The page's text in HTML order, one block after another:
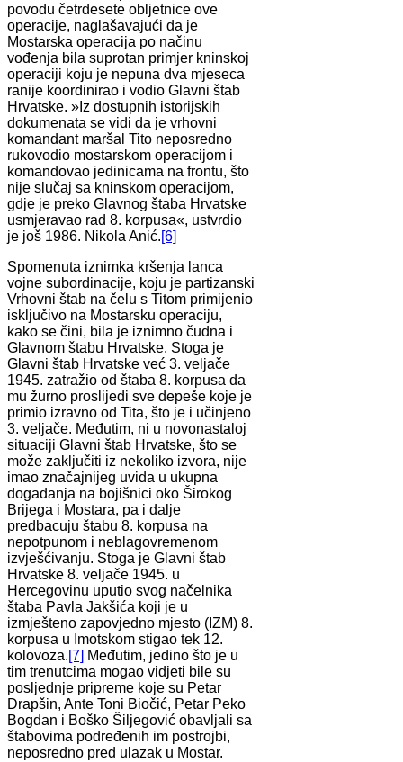
povodu četrdesete obljetnice ove
operacije, naglašavajući da je
Mostarska operacija po načinu
vođenja bila suprotan primjer kninskoj
operaciji koju je nepuna dva mjeseca
ranije koordinirao i vodio Glavni štab
Hrvatske. »Iz dostupnih istorijskih
dokumenata se vidi da je vrhovni
komandant maršal Tito neposredno
rukovodio mostarskom operacijom i
komandovao jedinicama na frontu, što
nije slučaj sa kninskom operacijom,
gdje je preko Glavnog štaba Hrvatske
usmjeravao rad 8. korpusa«, ustvrdio
je još 1986. Nikola Anić.[6]
Spomenuta iznimka kršenja lanca
vojne subordinacije, koju je partizanski
Vrhovni štab na čelu s Titom primijenio
isključivo na Mostarsku operaciju,
kako se čini, bila je iznimno čudna i
Glavnom štabu Hrvatske. Stoga je
Glavni štab Hrvatske već 3. veljače
1945. zatražio od štaba 8. korpusa da
mu žurno proslijedi sve depeše koje je
primio izravno od Tita, što je i učinjeno
3. veljače. Međutim, ni u novonastaloj
situaciji Glavni štab Hrvatske, što se
može zaključiti iz nekoliko izvora, nije
imao značajnijeg uvida u ukupna
događanja na bojišnici oko Širokog
Brijega i Mostara, pa i dalje
predbacuju štabu 8. korpusa na
nepotpunom i neblagovremenom
izvješćivanju. Stoga je Glavni štab
Hrvatske 8. veljače 1945. u
Hercegovinu uputio svog načelnika
štaba Pavla Jakšića koji je u
izmješteno zapovjedno mjesto (IZM) 8.
korpusa u Imotskom stigao tek 12.
kolovoza.[7] Međutim, jedino što je u
tim trenutcima mogao vidjeti bile su
posljednje pripreme koje su Petar
Drapšin, Ante Toni Biočić, Petar Peko
Bogdan i Boško Šiljegović obavljali sa
štabovima podređenih im postrojbi,
neposredno pred ulazak u Mostar.